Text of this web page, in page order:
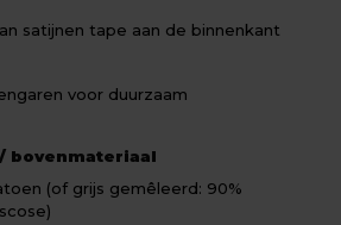
satijnen tape aan de binnenkant
voor duurzaam
bovenmateriaal
(of grijs gemêleerd: 90%